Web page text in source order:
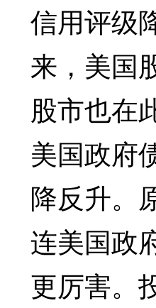
信用评级
来，美国
股市也在
美国政府
降反升。
连美国政
更厉害。